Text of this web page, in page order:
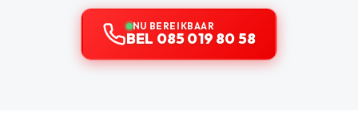
NU BEREIKBAAR
BEL 085 019 80 58